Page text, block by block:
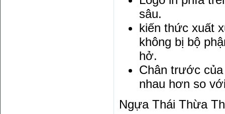
sâu.
kiến thức xuất
không bị bộ
hở.
Chân trước
nhau hơn so
Ngựa Thái Thừa